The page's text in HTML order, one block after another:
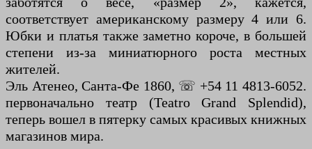
соответствует американскому размеру 4 или 6.
Юбки и платья также заметно короче, в большей
степени из-за миниатюрного роста местных
жителей.
Эль Атенео, Санта-Фе 1860, ☏ +54 11 4813-6052.
первоначально театр (Teatro Grand Splendid),
теперь вошел в пятерку самых красивых книжных
магазинов мира.